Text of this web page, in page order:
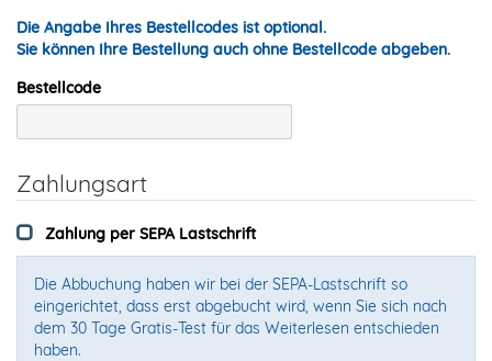
Die Angabe Ihres Bestellcodes ist optional.
Sie können Ihre Bestellung auch ohne Bestellcode abgeben.
Bestellcode
Zahlungsart
Zahlung per SEPA Lastschrift
Die Abbuchung haben wir bei der SEPA-Lastschrift so
eingerichtet, dass erst abgebucht wird, wenn Sie sich nach
dem 30 Tage Gratis-Test für das Weiterlesen entschieden
haben.